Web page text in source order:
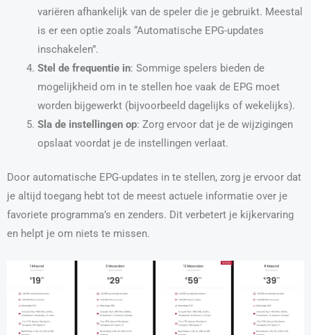
variëren afhankelijk van de speler die je gebruikt. Meestal
is er een optie zoals “Automatische EPG-updates
inschakelen”.
Stel de frequentie in: Sommige spelers bieden de
mogelijkheid om in te stellen hoe vaak de EPG moet
worden bijgewerkt (bijvoorbeeld dagelijks of wekelijks).
Sla de instellingen op: Zorg ervoor dat je de wijzigingen
opslaat voordat je de instellingen verlaat.
Door automatische EPG-updates in te stellen, zorg je ervoor dat
je altijd toegang hebt tot de meest actuele informatie over je
favoriete programma’s en zenders. Dit verbetert je kijkervaring
en helpt je om niets te missen.